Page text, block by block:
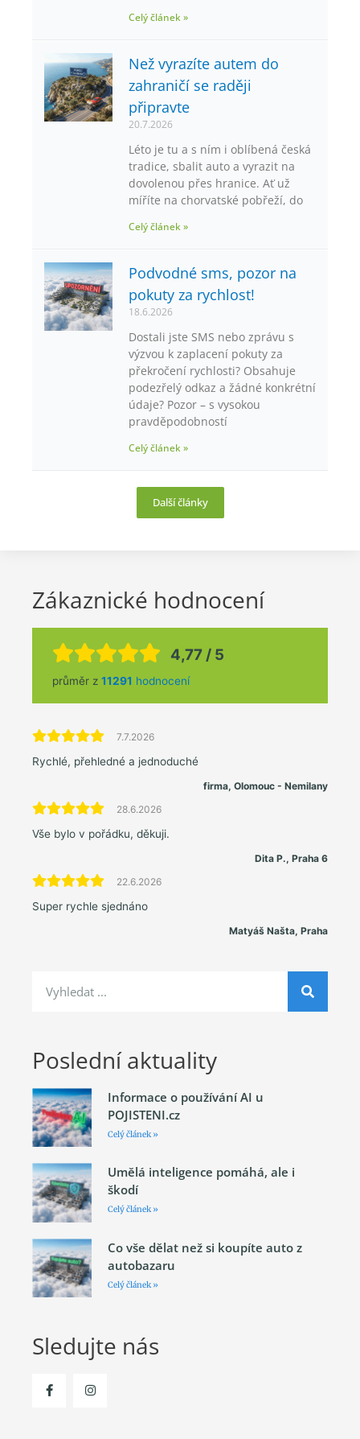
Celý článek »
Než vyrazíte autem do
zahraničí se raději
připravte
20.7.2026
Léto je tu a s ním i oblíbená česká
tradice, sbalit auto a vyrazit na
dovolenou přes hranice. Ať už
míříte na chorvatské pobřeží, do
Celý článek »
Podvodné sms, pozor na
pokuty za rychlost!
18.6.2026
Dostali jste SMS nebo zprávu s
výzvou k zaplacení pokuty za
překročení rychlosti? Obsahuje
podezřelý odkaz a žádné konkrétní
údaje? Pozor – s vysokou
pravděpodobností
Celý článek »
Další články
Zákaznické hodnocení
4,77 / 5
průměr z 11291 hodnocení
7.7.2026
Rychlé, přehledné a jednoduché
firma, Olomouc - Nemilany
28.6.2026
Vše bylo v pořádku, děkuji.
Dita P., Praha 6
22.6.2026
Super rychle sjednáno
Matyáš Našta, Praha
Poslední aktuality
Informace o používání AI u
POJISTENI.cz
Celý článek »
Umělá inteligence pomáhá, ale i
škodí
Celý článek »
Co vše dělat než si koupíte auto z
autobazaru
Celý článek »
Sledujte nás